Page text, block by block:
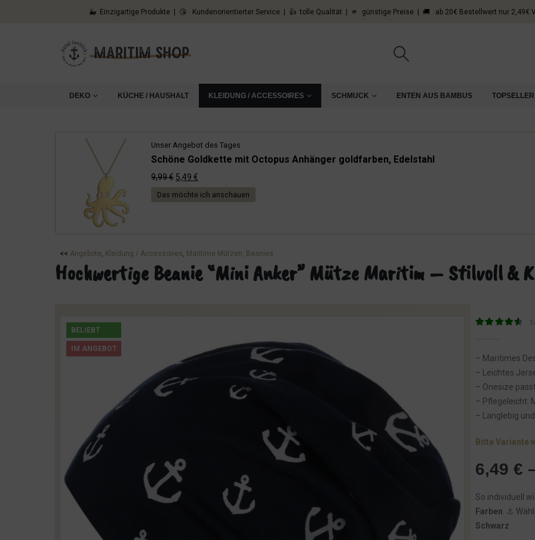
🐳 Einzigartige Produkte | 😘 Kundenorientierter Service | 👍 tolle Qualität | 🫵 günstige Preise | 🚚 ab 20€ Bestellwert nur 2,49€
DEKO KÜCHE / HAUSHALT KLEIDUNG / ACCESSOIRES SCHMUCK ENTEN AUS BAMBUS TOPSELLER
Unser Angebot des Tages
Schöne Goldkette mit Octopus Anhänger goldfarben, Edelstahl
9,99€ Ursprünglicher
Preis
5,49 €
Preis
Das möchte ich anschauen
<< Angebote, Kleidung / Accessoires, Maritime Mützen, Beanies
Hochwertige Beanie “Mini Anker” Mütze Maritim – Stilvoll &
BELIEBT
IM ANGEBOT
– Maritimes
– Leichtes
– Onesize
– Pflegeleicht:
– Langlebig
Bitte Variante
6,49 €
So individuell
Farben . ⚓️
Schwarz